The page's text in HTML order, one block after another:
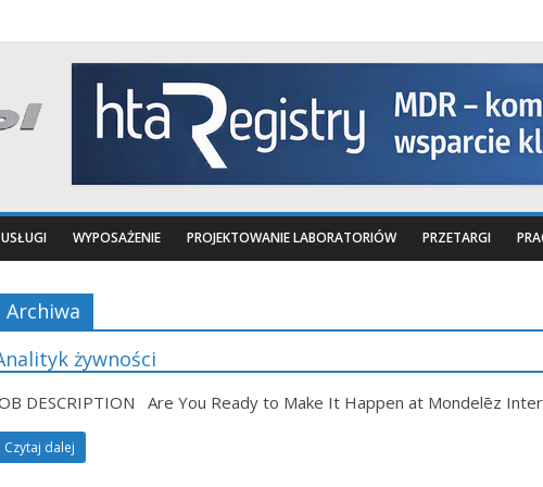
USŁUGI WYPOSAŻENIE PROJEKTOWANIE LABORATORIÓW PRZETARGI
Archiwa
żywności
DESCRIPTION Are You Ready to Make It Happen at Mondelēz
Czytaj dalej